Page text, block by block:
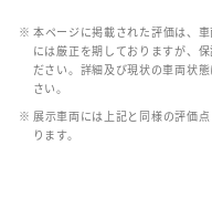
※ 本ページに掲載された評価は、
には厳正を期しておりますが、
ださい。詳細及び現状の車両状
さい。
※ 展示車両には上記と同様の評価
ります。